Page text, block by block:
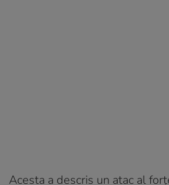
Acesta a descris un atac al